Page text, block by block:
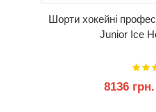
Шорти хокейні
Junior Ice
8136